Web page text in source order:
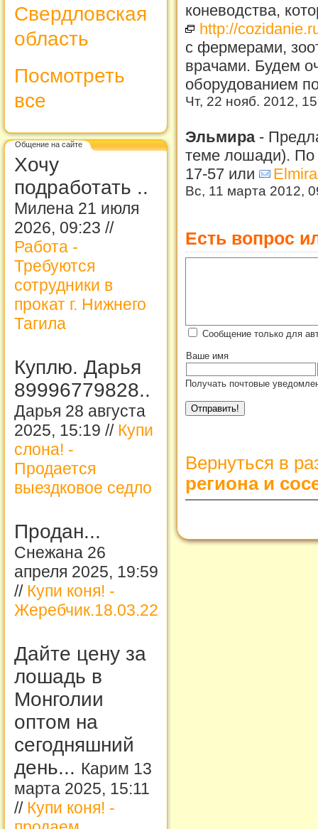
Свердловская
область
Посмотреть
все
Общение на сайте
Хочу
подработать ..
Милена 21 июля
2026, 09:23 //
Работа -
Требуются
сотрудники в
прокат г. Нижнего
Тагила
Куплю. Дарья
89996779828..
Дарья 28 августа
2025, 15:19 // Купи
слона! -
Продается
выездковое седло
Продан...
Снежана 26
апреля 2025, 19:59
// Купи коня! -
Жеребчик.18.03.22
Дайте цену за
лошадь в
Монголии
оптом на
сегодняшний
день... Карим 13
марта 2025, 15:11
// Купи коня! -
коневодства,
http://
с фермерами,
врачами. Будем
оборудованием
Чт, 22 нояб. 2012,
Эльмира -
теме лошади). По
17-57 или
Вс, 11 марта 2012,
Есть вопрос
Сообщение только для
Ваше имя
Получать почтовые
Вернуться в
региона и